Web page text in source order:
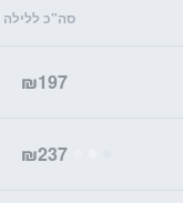
סה"כ ללילה
₪197
₪237